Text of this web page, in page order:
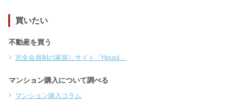
買いたい
不動産を買う
完全会員制の家探しサイト「Housii」
マンション購入について調べる
マンション購入コラム